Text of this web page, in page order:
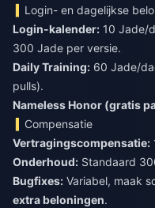
Login- en dagelijkse
Login-kalender: 10 Jade/
300 Jade per versie.
Daily Training: 60 Jade/
pulls).
Nameless Honor (gratis
Compensatie
Vertragingscompensatie:
Onderhoud: Standaard
Bugfixes: Variabel, maak
extra beloningen.